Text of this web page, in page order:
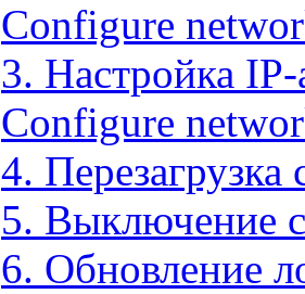
Configure
3. Настройка
Configure
4. Перезагрузка
5. Выключение
6. Обновление